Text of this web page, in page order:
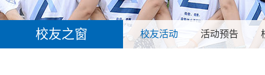
校友之窗 校友活动 活动预告